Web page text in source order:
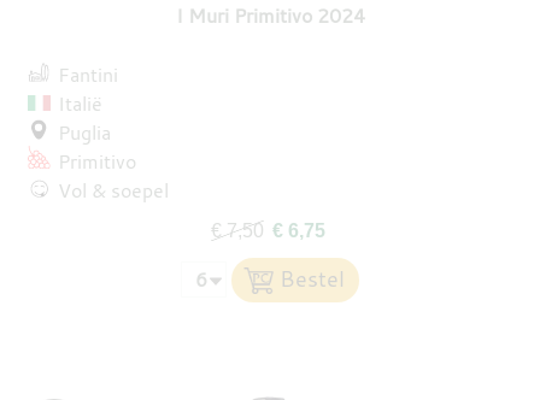
I Muri Primitivo 2024
Fantini
Italië
Puglia
Primitivo
Vol & soepel
€ 7,50 € 6,75